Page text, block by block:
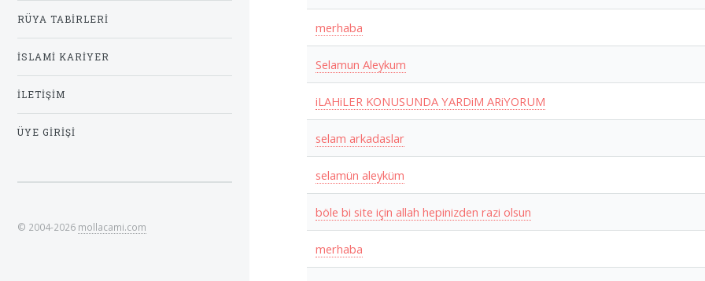
merhaba
Selamun Aleykum
iLAHiLER KONUSUNDA YARDiM ARiYORUM
selam arkadaslar
selamün aleyküm
böle bi site için allah hepinizden razi olsun
merhaba
RÜYA TABIRLERI
İSLAMI KARIYER
İLETIŞIM
ÜYE GIRIŞI
© 2004-2026 mollacami.com